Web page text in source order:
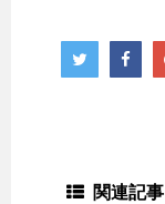
関連記事